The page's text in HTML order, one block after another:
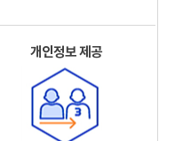
개인정보 제공